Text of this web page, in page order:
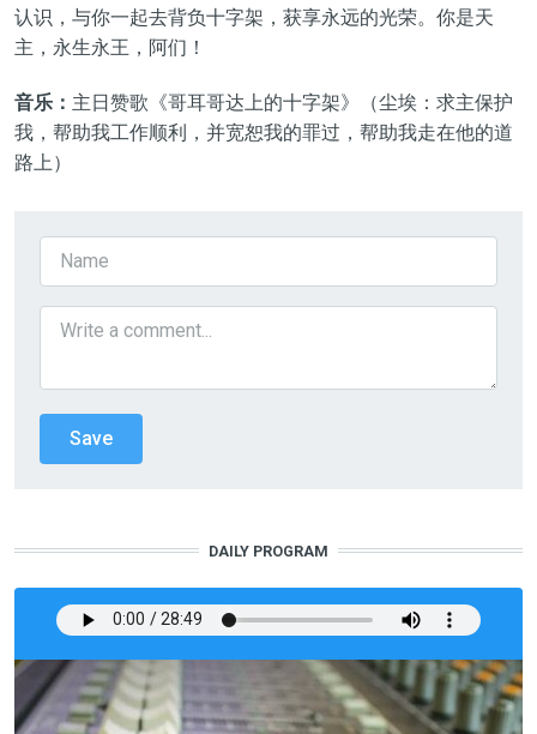
认识，与你一起去背负十字架，获享永远的光荣。你是天
主，永生永王，阿们！
音乐： 主日赞歌《哥耳哥达上的十字架》（尘埃：求主保护
我，帮助我工作顺利，并宽恕我的罪过，帮助我走在他的道
路上）
DAILY PROGRAM